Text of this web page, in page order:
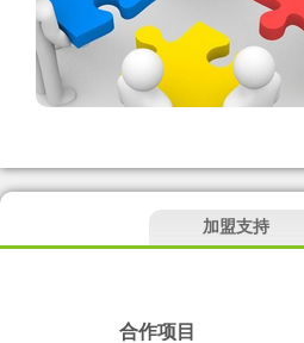
加盟支持
合作项目